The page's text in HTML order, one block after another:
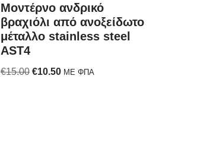
Μοντέρνο ανδρικό
βραχιόλι από ανοξείδωτο
μέταλλο stainless steel
AST4
€15.00 €10.50 ΜΕ ΦΠΑ